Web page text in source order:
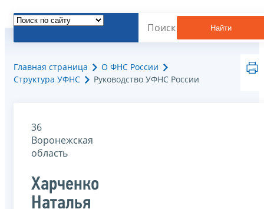
Найти
Главная страница
О ФНС России
Структура УФНС
Руководство УФНС России
36
Воронежская
область
Харченко
Наталья